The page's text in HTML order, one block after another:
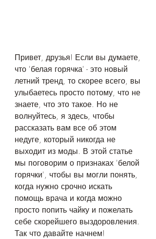
Привет, друзья! Если вы думаете,
что 'белая горячка' - это новый
летний тренд, то скорее всего, вы
улыбаетесь просто потому, что не
знаете, что это такое. Но не
волнуйтесь, я здесь, чтобы
рассказать вам все об этом
недуге, который никогда не
выходит из моды. В этой статье
мы поговорим о признаках 'белой
горячки', чтобы вы могли понять,
когда нужно срочно искать
помощь врача и когда можно
просто попить чайку и пожелать
себе скорейшего выздоровления.
Так что давайте начнем!